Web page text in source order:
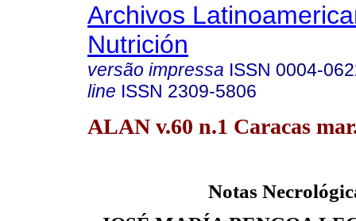
Archivos
Nutrición
versão impressa ISSN 0004-
line ISSN 2309-5806
ALAN v.60 n.1 Caracas
Notas